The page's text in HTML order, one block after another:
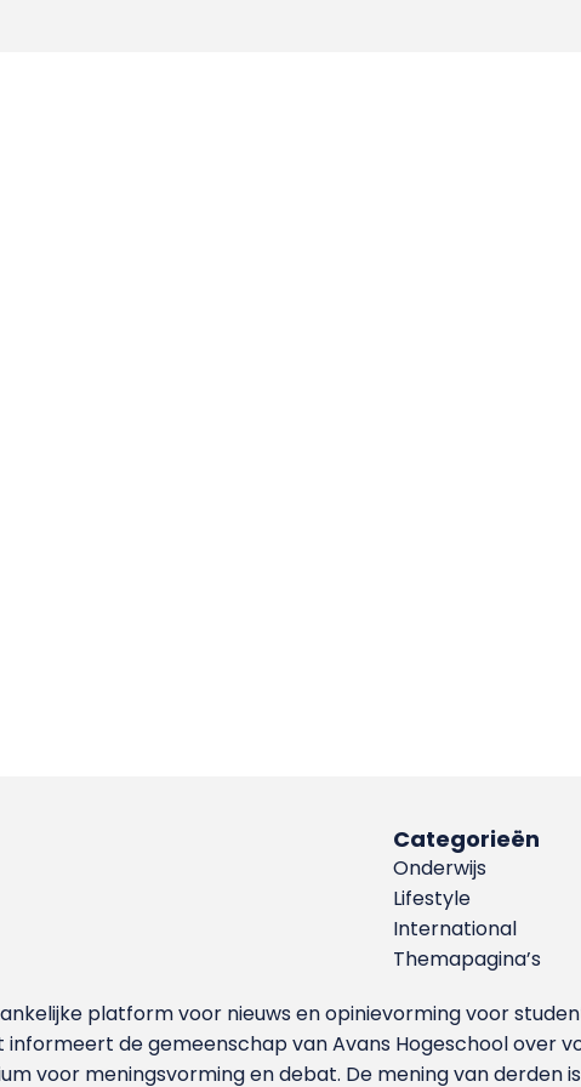
Categorieën
Onderwijs
Lifestyle
International
Themapagina’s
platform voor nieuws en opinievorming voor
informeert de gemeenschap van Avans Hogeschool over
voor meningsvorming en debat. De mening van derden